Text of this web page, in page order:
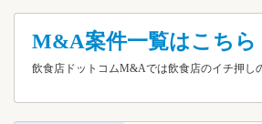
M&A案件一覧はこちら
飲食店ドットコムM&Aでは飲食店のイチ押